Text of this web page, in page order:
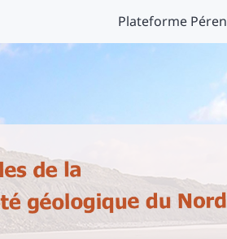
Plateforme Péren